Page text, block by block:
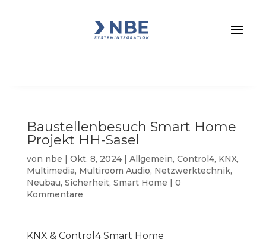
Baustellenbesuch Smart Home
Projekt HH-Sasel
von nbe | Okt. 8, 2024| Allgemein, Control4, KNX,
Multimedia, Multiroom Audio, Netzwerktechnik,
Neubau, Sicherheit, Smart Home | 0
Kommentare
KNX & Control4 Smart Home